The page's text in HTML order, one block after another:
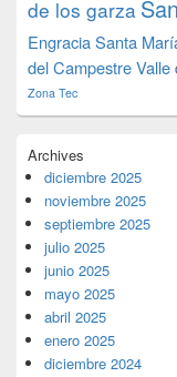
de los garza
EngraciaSanta
del CampestreValle
Zona Tec
Archives
diciembre 2025
noviembre 2025
septiembre 2025
julio 2025
junio 2025
mayo 2025
abril 2025
enero 2025
diciembre 2024